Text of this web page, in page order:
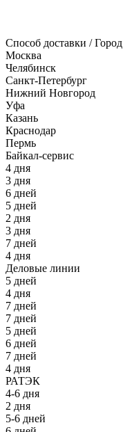
Способ доставки / Город
Москва
Челябинск
Санкт-Петербург
Нижний Новгород
Уфа
Казань
Краснодар
Пермь
Байкал-сервис
4 дня
3 дня
6 дней
5 дней
2 дня
3 дня
7 дней
4 дня
Деловые линии
5 дней
4 дня
7 дней
7 дней
5 дней
6 дней
7 дней
4 дня
РАТЭК
4-6 дня
2 дня
5-6 дней